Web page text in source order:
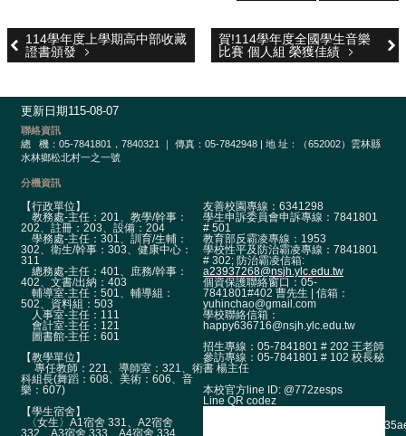
政
單
學
術
單
位
學
成
果
生
涯
招
生
資
114學年度上學期高中部收藏
證書頒發
賀!114學年度全國學生音樂
比賽 個人組 榮獲佳績
更新日期115-08-07
聯絡資訊
總
機：05-7841801，7840321 ｜ 傳真：05-7842948 | 地 址：（652002）雲林縣
水林鄉松北村一之一號
分機資訊
【行政單位】
教務處-主任：201、教學/幹事：
202、註冊：203、設備：204
學務處-主任：301、訓育/生輔：
302、衛生/幹事：303、健康中心：
311
總務處-主任：401、庶務/幹事：
402、文書/出納：403
輔導室-主任：501、輔導組：
502、資料組：503
人事室-主任：111
會計室-主任：121
圖書館-主任：601
【教學單位】
專任教師：221、導師室：321、術
科組長(舞蹈：608、美術：606、音
樂：607)
【學生宿舍】
〈女生〉A1宿舍 331、A2宿舍
332、A3宿舍 333、A4宿舍 334
友善校園專線：6341298
學生申訴委員會申訴專線：7841801
# 501
教育部反霸凌專線：1953
學校性平及防治霸凌專線：7841801
# 302; 防治霸凌信箱:
a23937268@nsjh.ylc.edu.tw
個資保護聯絡窗口：05-
7841801#402 曹先生 | 信箱：
yuhinchao@gmail.com
學校聯絡信箱：
happy636716@nsjh.ylc.edu.tw
招生專線：05-7841801 # 202 王老師
參訪專線：05-7841801 # 102 校長秘
書 楊主任
本校官方line ID: @772zesps
Line QR codez